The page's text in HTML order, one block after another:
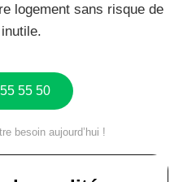
logement sans risque de
55 50
besoin aujourd’hui !